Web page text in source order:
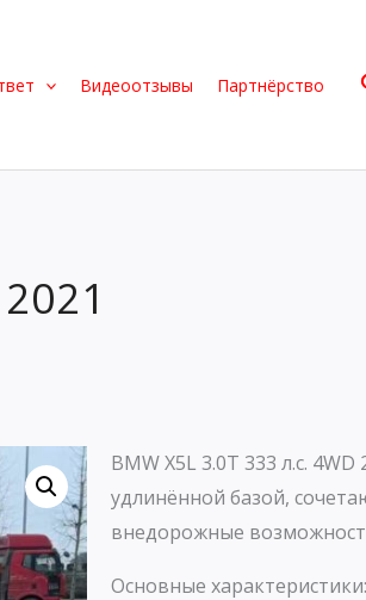
Видеоотзывы Партнёрство
BMW X5L 3.0T 333 л.с.
удлинённой базой,
внедорожные
Основные характеристики: